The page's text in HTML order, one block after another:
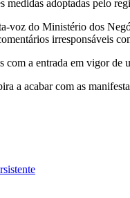
adoptadas pelo
voz do Ministério dos
irresponsáveis
a entrada em vigor
a acabar com as